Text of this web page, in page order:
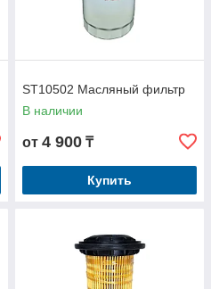
ST10502 Масляный фильтр
В наличии
от 4 900 ₸
Купить